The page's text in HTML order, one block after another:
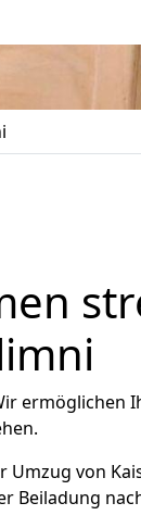
ermöglichen
Umzug von
Beiladung